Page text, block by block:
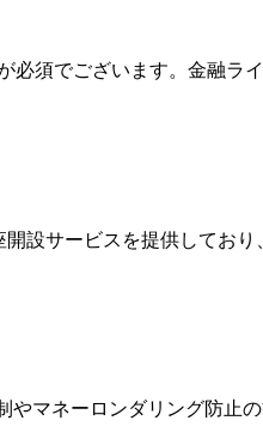
須でございます。金融
設サービスを提供してお
マネーロンダリング防